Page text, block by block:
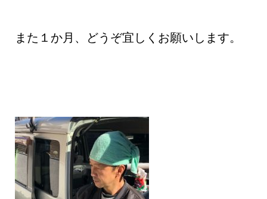
また１か月、どうぞ宜しくお願いします。